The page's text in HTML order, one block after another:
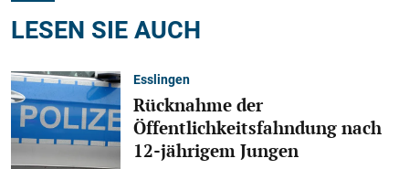
LESEN SIE AUCH
Esslingen
Rücknahme der
Öffentlichkeitsfahndung nach
12-jährigem Jungen